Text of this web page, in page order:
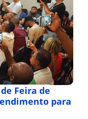
Feira de
para